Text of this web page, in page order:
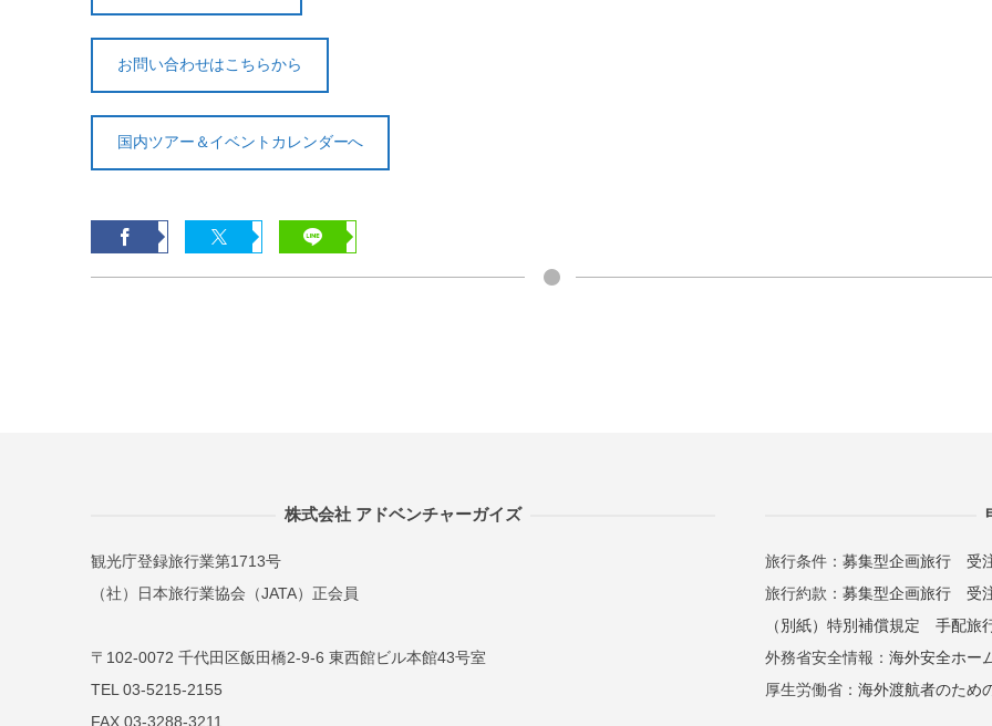
お問い合わせはこちらから
国内ツアー＆イベントカレンダーへ
株式会社 アドベンチャーガイズ
観光庁登録旅行業第1713号
（社）日本旅行業協会（JATA）正会員
〒102-0072 千代田区飯田橋2-9-6 東西館ビル本館43号室
TEL 03-5215-2155
FAX 03-3288-3211
旅行条件： 募集型企画旅行
受
旅行約款： 募集型企画旅行
受
（別紙）特別補償規定
手配旅
外務省安全情報： 海外安全ホー
厚生労働省： 海外渡航者のため